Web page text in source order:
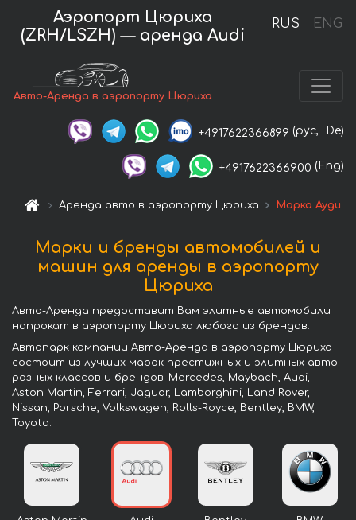
RUS ENG
Аэропорт Цюриха
(ZRH/LSZH) — аренда Audi
Авто-Аренда в аэропорту Цюриха
+4917622366899 (рус, De)
+4917622366900 (Eng)
Аренда авто в аэропорту Цюриха Марка Ауди
Марки и бренды автомобилей и
машин для аренды в аэропорту
Цюриха
Авто-Аренда предоставит Вам элитные автомобили
напрокат в аэропорту Цюриха любого из брендов.
Автопарк компании Авто-Аренда в аэропорту Цюриха
состоит из лучших марок престижных и элитных авто
разных классов и брендов: Mercedes, Maybach, Audi,
Aston Martin, Ferrari, Jaguar, Lamborghini, Land Rover,
Nissan, Porsche, Volkswagen, Rolls-Royce, Bentley, BMW,
Toyota.